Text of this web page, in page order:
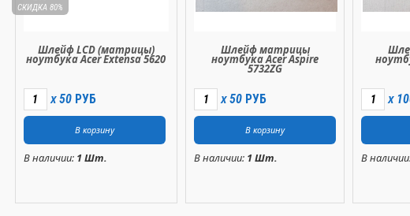
Шлейф LCD (матрицы)
ноутбука Acer Extensa 5620
X 50 РУБ
СКИДКА 80%
В наличии: 1 Шт.
Шлейф матрицы
ноутбука Acer Aspire
5732ZG
X 50 РУБ
В наличии: 1 Шт.
X
В